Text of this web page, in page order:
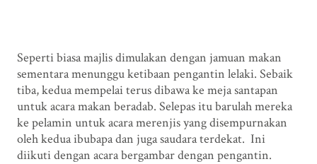
Seperti biasa majlis dimulakan dengan jamuan makan
sementara menunggu ketibaan pengantin lelaki. Sebaik
tiba, kedua mempelai terus dibawa ke meja santapan
untuk acara makan beradab. Selepas itu barulah mereka
ke pelamin untuk acara merenjis yang disempurnakan
oleh kedua ibubapa dan juga saudara terdekat. Ini
diikuti dengan acara bergambar dengan pengantin.